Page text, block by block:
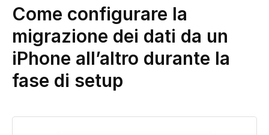
Come configurare la
migrazione dei dati da un
iPhone all’altro durante la
fase di setup